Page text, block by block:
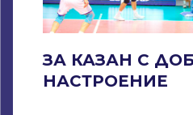
ЗА КАЗАН С
НАСТРОЕНИЕ